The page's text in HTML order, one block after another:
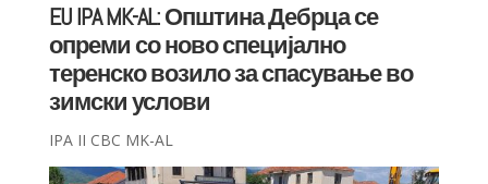
EU IPA MK-AL: Општина Дебрца се
опреми со ново специјално
теренско возило за спасување во
зимски услови
IPA II CBC MK-AL